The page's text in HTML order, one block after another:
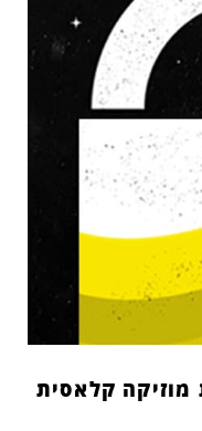
מוזיקה קלאסית